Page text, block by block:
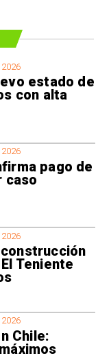
2026
estado de
con alta
2026
pago de
caso
2026
Teniente
2026
Chile: